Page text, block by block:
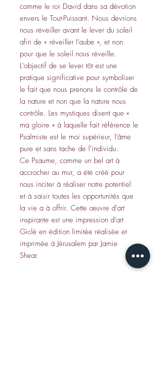
comme le roi David dans sa dévotion
envers le Tout-Puissant. Nous devrions
nous réveiller avant le lever du soleil
afin de « réveiller l’aube », et non
pour que le soleil nous réveille.
L'objectif de se lever tôt est une
pratique significative pour symboliser
le fait que nous prenons le contrôle de
la nature et non que la nature nous
contrôle. Les mystiques disent que «
ma gloire » à laquelle fait référence le
Psalmiste est le moi supérieur, l’âme
pure et sans tache de l’individu.
Ce Psaume, comme un bel art à
accrocher au mur, a été créé pour
nous inciter à réaliser notre potentiel
et à saisir toutes les opportunités que
la vie a à offrir. Cette œuvre d'art
inspirante est une impression d'art
Giclé en édition limitée réalisée et
imprimée à Jérusalem par Jamie
Shear.